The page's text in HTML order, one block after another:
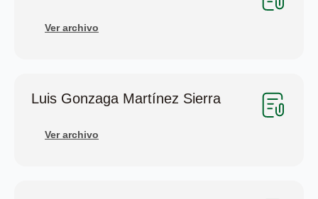
Ver archivo
Luis Gonzaga Martínez Sierra
Ver archivo